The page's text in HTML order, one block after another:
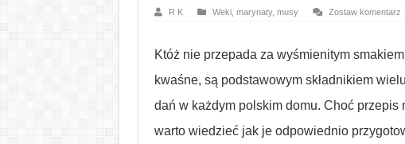
R K Weki, marynaty, musy Zostaw komentarz
Któż nie przepada za wyśmienitym
kwaśne, są podstawowym składnikiem
dań w każdym polskim domu. Choć przepis
warto wiedzieć jak je odpowiednio